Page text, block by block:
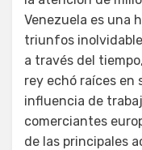
Venezuela es una
triunfos
a través del
rey echó raíces en
influencia de
comerciantes
de las principales